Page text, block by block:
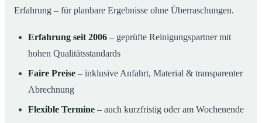
Erfahrung – für planbare Ergebnisse ohne Überraschungen.
Erfahrung seit 2006 – geprüfte Reinigungspartner mit
hohen Qualitätsstandards
Faire Preise – inklusive Anfahrt, Material & transparenter
Abrechnung
Flexible Termine – auch kurzfristig oder am Wochenende